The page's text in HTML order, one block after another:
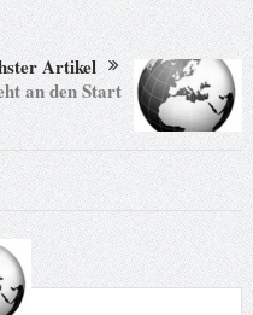
Artikel
an den Start